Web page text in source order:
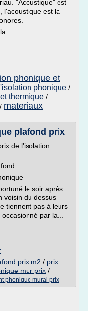
"Acoustique" est
l'acoustique est la
phonique et
phonique /
thermique /
/ materiaux
plafond prix
de l'isolation
le soir après
voisin du dessus
tiennent pas à leurs
par la...
prix m2 / prix
mur prix /
phonique mural prix